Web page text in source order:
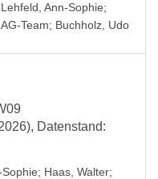
Lehfeld, Ann-Sophie;
Team; Buchholz, Udo
Datenstand:
; Haas, Walter;